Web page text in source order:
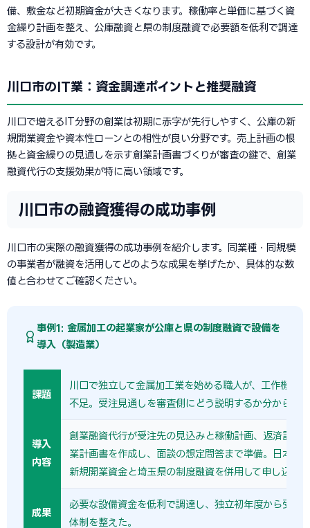
備、敷金など初期資金が大きくなります。稼働率と単価に基づく資
金繰り計画を整え、公庫融資と県の制度融資で必要額を低利で調達
する設計が有効です。
川口市のIT業：資金調達ポイントと推奨融資
川口で増えるIT分野の創業は初期に赤字が先行しやすく、公庫の新
規開業資金や資本性ローンとの相性が良い分野です。売上計画の根
拠と資金繰りの見通しを示す創業計画書づくりが審査の鍵で、創業
融資代行の支援効果が特に高い領域です。
川口市の融資獲得の成功事例
川口市の実際の融資獲得の成功事例を紹介します。同業種・同規模
の事業者が融資を活用してどのような成果を挙げたか、具体的な数
値と合わせてご確認ください。
事例1: 金属加工の起業家が公庫と県の制度融資で設備を
導入（製造業）
課題
川口で独立して金属加工業を始める職人が、工作機械
不足。受注見通しを審査側にどう説明するか分からな
導入
内容
創業融資代行が受注先の見込みと稼働計画、返済計画
業計画書を作成し、面談の想定問答まで準備。日本政
新規開業資金と埼玉県の制度融資を併用して申し込ん
成果
必要な設備資金を低利で調達し、独立初年度から受注
体制を整えた。